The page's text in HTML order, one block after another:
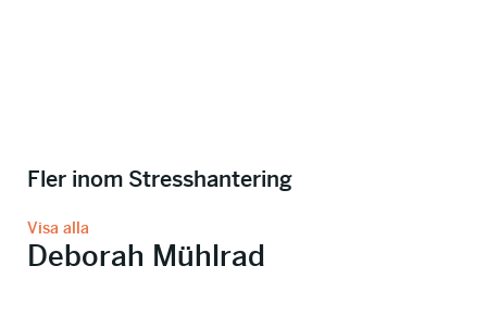
Fler inom Stresshantering
Visa alla
Deborah Mühlrad